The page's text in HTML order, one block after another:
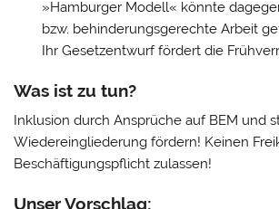
»Hamburger Modell« könnte
bzw. behinderungsgerechte Arbeit
Ihr Gesetzentwurf fördert die
Was ist zu tun?
Inklusion durch Ansprüche auf BEM und
Wiedereingliederung fördern! Keinen
Beschäftigungspflicht zulassen!
Unser Vorschlag: